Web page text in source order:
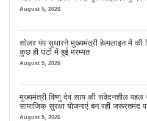
August 5, 2026
सोलर पंप सुधारने मुख्यमंत्री हेल्पलाइन में की
कुछ ही घंटों में हुई मरम्मत
August 5, 2026
मुख्यमंत्री विष्णु देव साय की संवेदनशील पहल
सामाजिक सुरक्षा योजनाएं बन रहीं जरूरतमंद
मजबूत सहारा
August 5, 2026